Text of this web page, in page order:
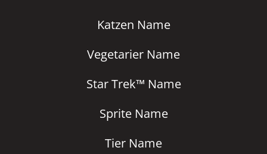
Katzen Name
Vegetarier Name
Star Trek™ Name
Sprite Name
Tier Name